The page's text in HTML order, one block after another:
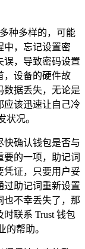
种多样的，可能
中，忘记设置密
误，导致密码设置
，设备的硬件故
数据丢失，无论是
应该迅速让自己冷
状况。
快确认钱包是否与
的一项，助记词
凭证，只要用户妥
过助记词重新设置
也不幸丢失了，那
联系 Trust 钱包
的帮助。